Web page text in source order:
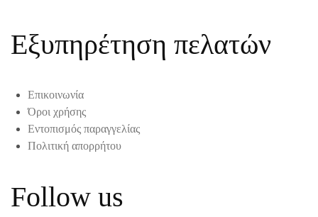
Εξυπηρέτηση πελατών
Επικοινωνία
Όροι χρήσης
Εντοπισμός παραγγελίας
Πολιτική απορρήτου
Follow us